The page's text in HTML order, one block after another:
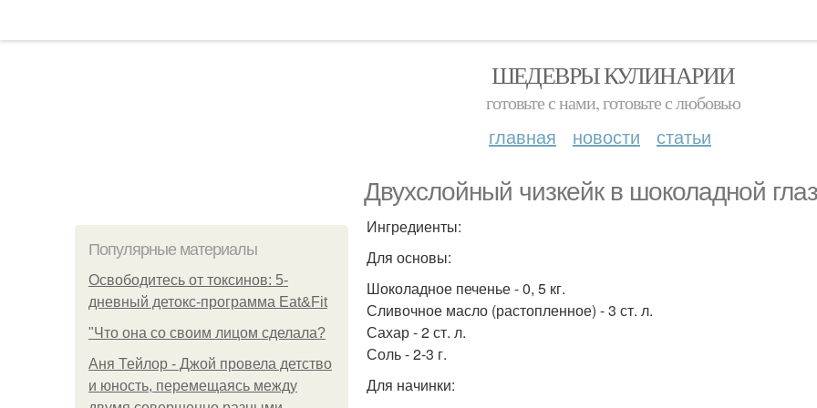
ШЕДЕВРЫ КУЛИНАРИИ
готовьте с нами, готовьте с любовью
главная новости статьи
Двухслойный чизкейк в шоколадной
Популярные материалы
Освободитесь от токсинов: 5-
дневный детокс-программа Eat&Fit
"Что она со своим лицом сделала?
Аня Тейлор - Джой провела детство
и юность, перемещаясь между
Ингредиенты:
Для основы:
Шоколадное печенье - 0, 5 кг.
Сливочное масло (растопленное) - 3 ст. л.
Сахар - 2 ст. л.
Соль - 2-3 г.
Для начинки: